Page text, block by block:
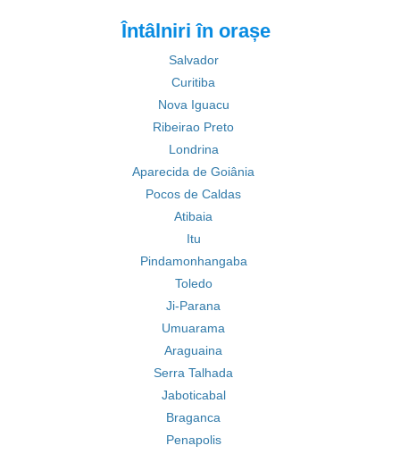
Întâlniri în orașe
Salvador
Curitiba
Nova Iguacu
Ribeirao Preto
Londrina
Aparecida de Goiânia
Pocos de Caldas
Atibaia
Itu
Pindamonhangaba
Toledo
Ji-Parana
Umuarama
Araguaina
Serra Talhada
Jaboticabal
Braganca
Penapolis